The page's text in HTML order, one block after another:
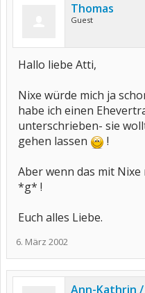
Thomas
Guest
Hallo liebe Atti,
Nixe würde mich ja
habe ich einen
unterschrieben- sie
gehen lassen
!
Aber wenn das mit
*g* !
Euch alles Liebe.
6. März 2002
Ann-Kathrin